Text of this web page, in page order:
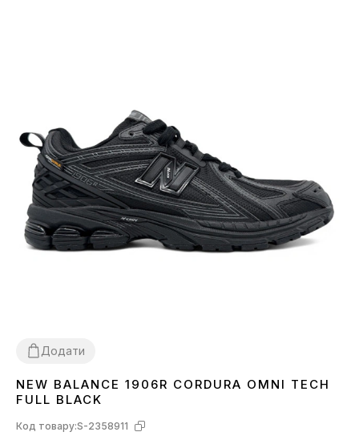
Додати
3741 44
NEW BALANCE 1906R CORDURA OMNI TECH
FULL BLACK
Код товару:S-2358911